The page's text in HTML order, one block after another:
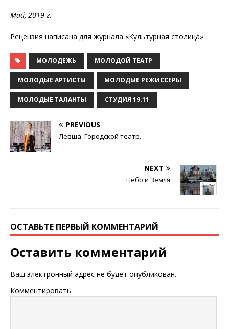
Май, 2019 г.
Рецензия написана для журнала «Культурная столица»
МОЛОДЕЖЬ МОЛОДОЙ ТЕАТР
МОЛОДЫЕ АРТИСТЫ МОЛОДЫЕ РЕЖИССЕРЫ
МОЛОДЫЕ ТАЛАНТЫ СТУДИЯ 19.11
PREVIOUS
Левша. Городской театр.
NEXT
Небо и Земля
ОСТАВЬТЕ ПЕРВЫЙ КОММЕНТАРИЙ
Оставить комментарий
Ваш электронный адрес не будет опубликован.
Комментировать